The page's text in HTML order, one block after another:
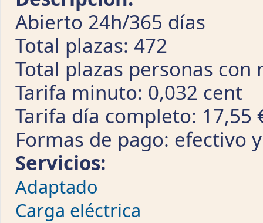
Abierto 24h/365 días
Total plazas: 472
Total plazas personas
Tarifa minuto: 0,032 cent
Tarifa día completo: 17,55
Formas de pago: efectivo
Servicios:
Adaptado
Carga eléctrica